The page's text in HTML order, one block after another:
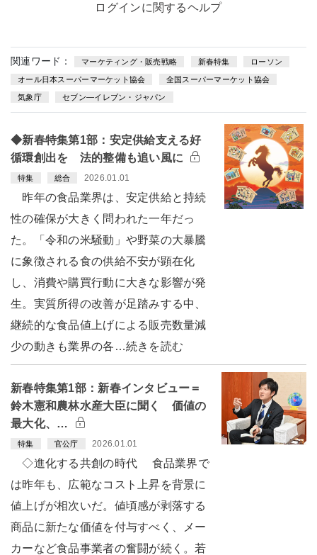
ログインに関するヘルプ
関連ワード： マーケティング・販売戦略 新春特集 ローソン
オール日本スーパーマーケット協会 全国スーパーマーケット協会
気象庁 セブン—イレブン・ジャパン
◆新春特集第1部：安定供給支える好
循環創出を 法的整備も追い風に
特集 総合 2026.01.01
昨年の食品業界は、安定供給と持続
性の確保が大きく問われた一年だっ
た。「令和の米騒動」や野菜の大暴騰
に象徴される食の供給不安が顕在化
し、消費や購買行動に大きな影響が発
生。実質所得の改善が足踏みする中、
継続的な食品値上げによる販売数量減
少の動きも業界の各…続きを読む
新春特集第1部：新春インタビュー＝
鈴木憲和農林水産大臣に聞く 価値の
最大化、…
特集 官公庁 2026.01.01
◇進化する共創の時代 食品業界で
は昨年も、広範なコスト上昇を背景に
値上げが相次いだ。値頃感が剥落する
商品に新たな価値を付与すべく、メー
カーなど食品事業者の奮闘が続く。若